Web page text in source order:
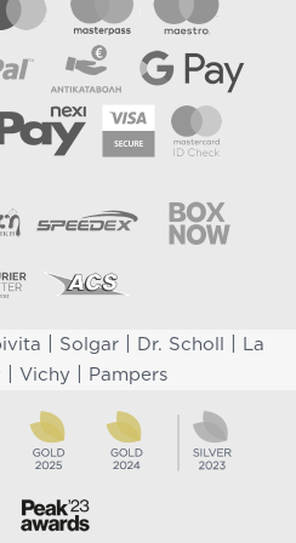
Solgar| Dr. Scholl
La
Vichy Pampers